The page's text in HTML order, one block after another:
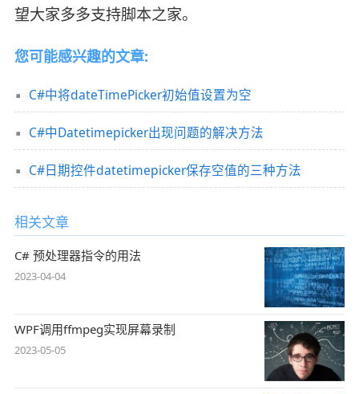
望大家多多支持脚本之家。
您可能感兴趣的文章:
C#中将dateTimePicker初始值设置为空
C#中Datetimepicker出现问题的解决方法
C#日期控件datetimepicker保存空值的三种方法
相关文章
C# 预处理器指令的用法
2023-04-04
WPF调用ffmpeg实现屏幕录制
2023-05-05